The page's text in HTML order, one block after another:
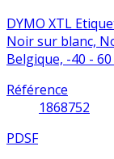
DYMO XTL
Noir sur blanc,
Belgique, -40 - 60
Référence
1868752
PDSF